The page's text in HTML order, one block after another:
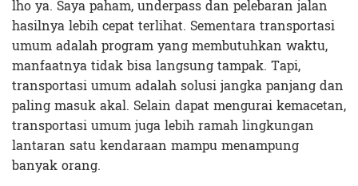
lho ya. Saya paham, underpass dan pelebaran jalan
hasilnya lebih cepat terlihat. Sementara transportasi
umum adalah program yang membutuhkan waktu,
manfaatnya tidak bisa langsung tampak. Tapi,
transportasi umum adalah solusi jangka panjang dan
paling masuk akal. Selain dapat mengurai kemacetan,
transportasi umum juga lebih ramah lingkungan
lantaran satu kendaraan mampu menampung
banyak orang.